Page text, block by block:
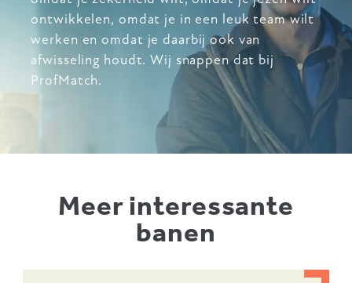
ontwikkelen, omdat je in een leuk team wilt
werken en omdat je daarbij ook van
afwisseling houdt. Wij snappen dat bij
ProfMatch.
Meer interessante
banen